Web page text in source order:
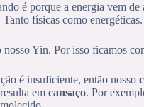
é porque a energia vem
Tanto físicas como energéticas.
nosso Yin. Por isso ficamos
é insuficiente, então nosso
em cansaço. Por